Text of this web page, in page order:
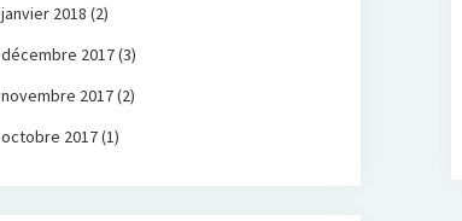
janvier 2018 (2)
décembre 2017(3)
novembre 2017(2)
octobre 2017(1)